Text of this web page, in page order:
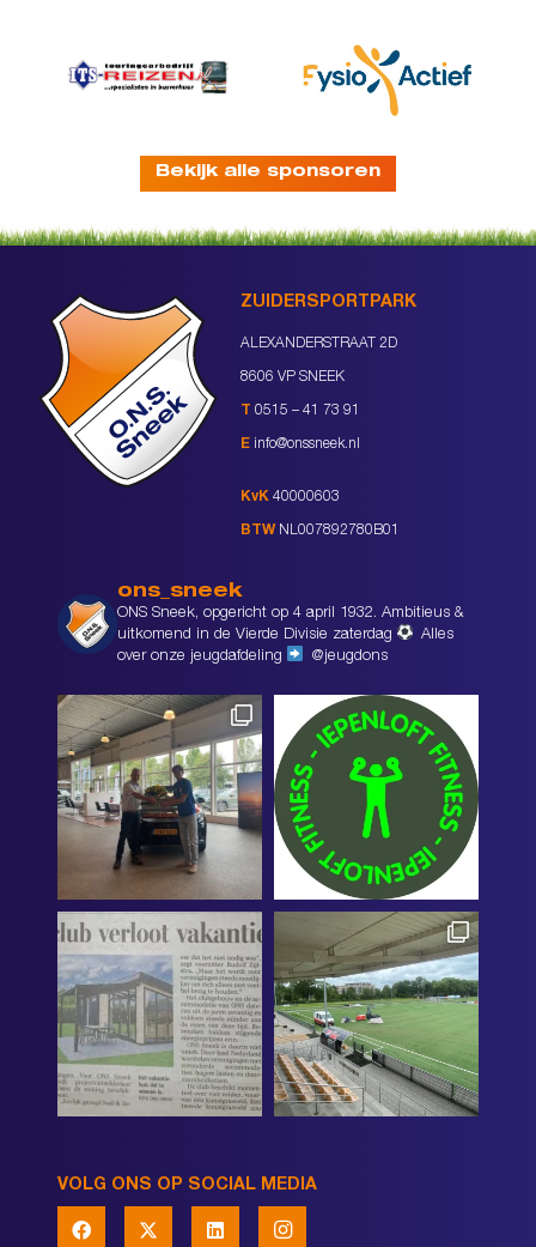
Bekijk alle sponsoren
ZUIDERSPORTPARK
ALEXANDERSTRAAT 2D
8606 VP SNEEK
T 0515 – 41 73 91
E info@onssneek.nl
KvK 40000603
BTW NL007892780B01
ons_sneek
ONS Sneek, opgericht op 4 april 1932. Ambitieus &
uitkomend in de Vierde Divisie zaterdag
Alles
over onze jeugdafdeling
@jeugdons
VOLG ONS OP SOCIAL MEDIA